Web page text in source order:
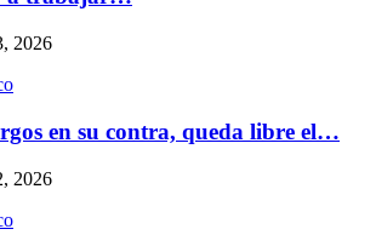
2026
en su contra, queda libre el…
2026